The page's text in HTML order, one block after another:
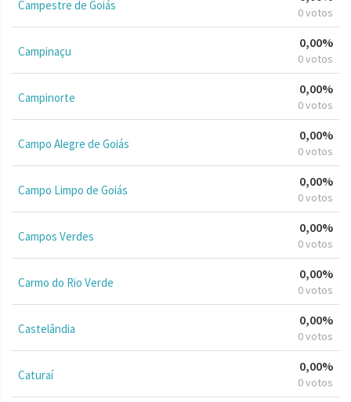
Campestre de Goiás 0 votos
Campinaçu
0,00%
0 votos
Campinorte
0,00%
0 votos
Campo Alegre de Goiás
0,00%
0 votos
Campo Limpo de Goiás
0,00%
0 votos
Campos Verdes
0,00%
0 votos
Carmo do Rio Verde
0,00%
0 votos
Castelândia
0,00%
0 votos
Caturaí
0,00%
0 votos